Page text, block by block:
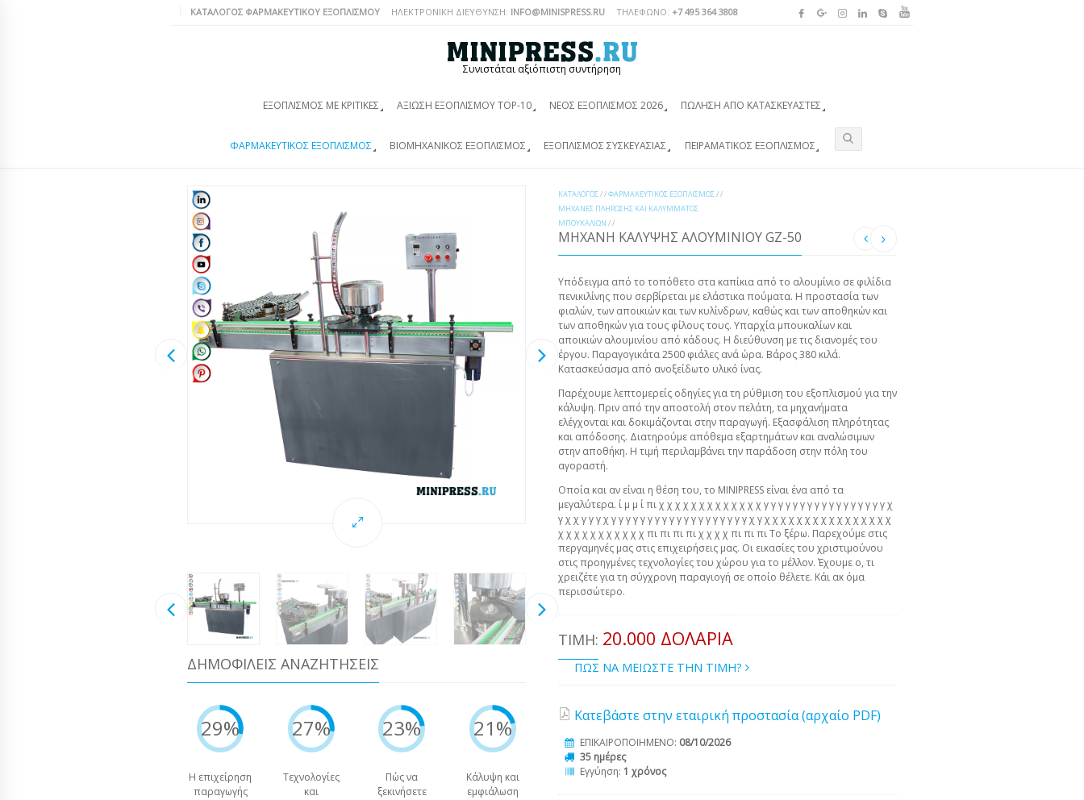
ΚΑΤΆΛΟΓΟΣ ΦΑΡΜΑΚΕΥΤΙΚΟΎ ΕΞΟΠΛΙΣΜΟΎ ΗΛΕΚΤΡΟΝΙΚΗ ΔΙΕΥΘΥΝΣΗ: INFO@MINISPRESS.RU ΤΗΛΈΦΩΝΟ: +7 495 364 3808
Συνιστάται αξιόπιστη συντήρηση
ΕΞΟΠΛΙΣΜΌΣ ΜΕ ΚΡΙΤΙΚΈΣ ΑΞΊΩΣΗ ΕΞΟΠΛΙΣΜΟΎ TOP-10 ΝΈΟΣ ΕΞΟΠΛΙΣΜΌΣ 2026 ΠΏΛΗΣΗ ΑΠΌ ΚΑΤΑΣΚΕΥΑΣΤΈΣ
ΦΑΡΜΑΚΕΥΤΙΚΌΣ ΕΞΟΠΛΙΣΜΌΣ ΒΙΟΜΗΧΑΝΙΚΌΣ ΕΞΟΠΛΙΣΜΌΣ ΕΞΟΠΛΙΣΜΌΣ ΣΥΣΚΕΥΑΣΊΑΣ ΠΕΙΡΑΜΑΤΙΚΌΣ ΕΞΟΠΛΙΣΜΌΣ
ΔΗΜΟΦΙΛΕΊΣ ΑΝΑΖΗΤΉΣΕΙΣ
29%
Η επιχείρηση
παραγωγής
27%
Τεχνολογίες
και
23%
Πώς να
ξεκινήσετε
21%
Κάλυψη και
εμφιάλωση
ΚΑΤΆΛΟΓΟΣ/ /ΦΑΡΜΑΚΕΥΤΙΚΌΣ ΕΞΟΠΛΙΣΜΌΣ/ /
ΜΗΧΑΝΈΣ ΠΛΉΡΩΣΗΣ ΚΑΙ ΚΑΛΎΜΜΑΤΟΣ
ΜΠΟΥΚΑΛΙΏΝ / /
ΜΗΧΑΝΉ ΚΑΛΥΨΉΣ ΑΛΟΥΜΙΝΊΟΥ GZ-50
Υπόδειγμα από το τοπόθετο στα καπίκια από το αλουμίνιο σε φιλίδια
πενικιλίνης που σερβίρεται με ελάστικα πούματα. Η προστασία των
φιαλών, των αποικιών και των κυλίνδρων, καθώς και των αποθηκών και
των αποθηκών για τους φίλους τους. Υπαρχία μπουκαλίων και
αποικιών αλουμινίου από κάδους. Η διεύθυνση με τις διανομές του
έργου. Παραγογικάτα 2500 φιάλες ανά ώρα. Βάρος 380 κιλά.
Κατασκεύασμα από ανοξείδωτο υλικό ίνας.
Παρέχουμε λεπτομερείς οδηγίες για τη ρύθμιση του εξοπλισμού για την
κάλυψη. Πριν από την αποστολή στον πελάτη, τα μηχανήματα
ελέγχονται και δοκιμάζονται στην παραγωγή. Εξασφάλιση πληρότητας
και απόδοσης. Διατηρούμε απόθεμα εξαρτημάτων και αναλώσιμων
στην αποθήκη. Η τιμή περιλαμβάνει την παράδοση στην πόλη του
αγοραστή.
Οποία και αν είναι η θέση του, το MINIPRESS είναι ένα από τα
μεγαλύτερα. ί μ μ ί πι χ χ χ χ χ χ χ χ χ χ χ χ χ γ γ γ γ γ γ γ γ γ γ γ γ γ γ γ γ γ χ
γ χ χ γ γ γ χ γ γ γ γ γ γ γ γ γ γ γ γ γ γ γ γ γ γ γ χ γ χ χ χ χ χ χ χ χ χ χ χ χ χ χ χ χ
χ χ χ χ χ χ χ χ χ χ χ πι πι πι πι χ χ χ χ πι πι πι Το ξέρω. Παρεχούμε στις
περγαμηνές μας στις επιχειρήσεις μας. Οι εικασίες του χριστιμούνου
στις προηγμένες τεχνολογίες του χώρου για το μέλλον. Έχουμε ο, τι
χρειζέτε για τη σύγχρονη παραγιογή σε οποίο θέλετε. Κάι ακ όμα
περισσώτερο.
ΤΙΜΉ: 20.000 ΔΟΛΆΡΙΑ
ΠΩΣ ΝΑ ΜΕΙΩΣΤΕ ΤΗΝ ΤΙΜΗ?
Κατεβάστε στην εταιρική προστασία (αρχαίο PDF)
ΕΠΙΚΑΙΡΟΠΟΙΗΜΕΝΟ: 08/10/2026
35 ημέρες
Εγγύηση: 1 χρόνος